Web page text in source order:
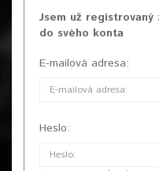
Jsem už
do svého konta
E-mailová adresa:
Heslo: